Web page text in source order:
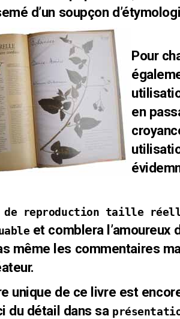
d’un soupçon
Pour
en
reproduction taille réelle
et comblera l’amoureux
même les commentaires
unique de ce livre est
du détail dans sa